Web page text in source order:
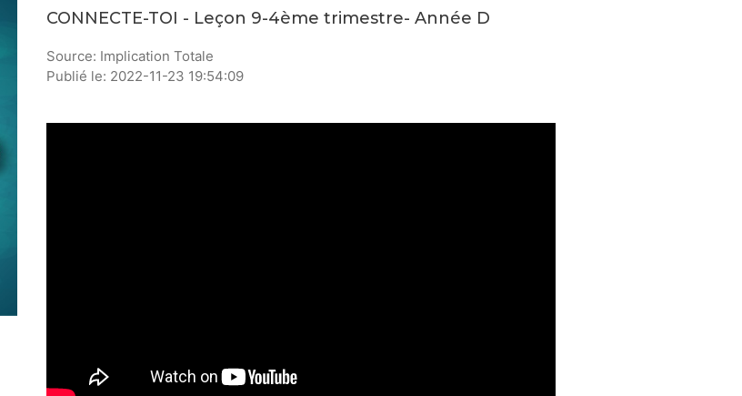
CONNECTE-TOI - Leçon 9-4ème trimestre- Année D
Source: Implication Totale
Publié le: 2022-11-23 19:54:09